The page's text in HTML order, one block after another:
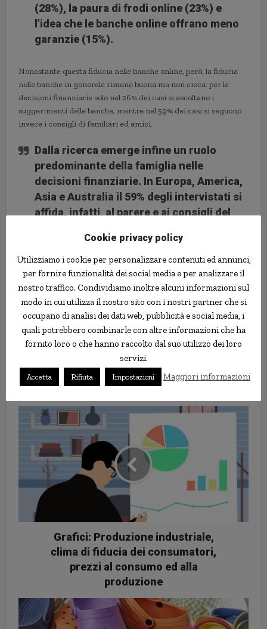
(28%), la paura di frodi online (23%) e
l’idea che le banche online offrano meno
garanzie (15%).
Nonostante questa fiducia nelle banche online, però, la fiducia
nelle banche in generale rimane buona ma non cieca: per le
decisioni finanziarie solo nel 26% dei casi si ascoltano i
suggerimenti delle banche, mentre nel 59% dei casi si seguono
invece i consigli di familiari ed amici.
Dalla ricerca emerge infine un ruolo
predominante della famiglia nelle
decisioni finanziarie. In Europa, America,
Asia e Australia il 59% degli intervistati si
affida, infatti, al parere e ai consigli del
seguono lebanche(26%) e i consulenti
finanziari. Solo una piccola parte del
campione sceglie i media o le
informazioni fornite dagli organismi di
informazione pubblica.
Banche e Risparmio
banche banche online fiducia Italia risparmiatori
Grafici: Produzione industriale,
clima di fiducia dei consumatori,
prezzi al consumo ed alla
produzione
Cookie privacy policy
Utilizziamo i cookie per personalizzare contenuti ed annunci,
per fornire funzionalità dei social media e per analizzare il
nostro traffico. Condividiamo inoltre alcuni informazioni sul
modo in cui utilizza il nostro sito con i nostri partner che si
occupano di analisi dei dati web, pubblicità e social media, i
quali potrebbero combinarle con altre informazioni che ha
fornito loro o che hanno raccolto dal suo utilizzo dei loro
servizi.
Accetta Rifiuta Impostazioni Maggiori informazioni